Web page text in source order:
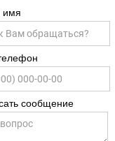
имя
сообщение